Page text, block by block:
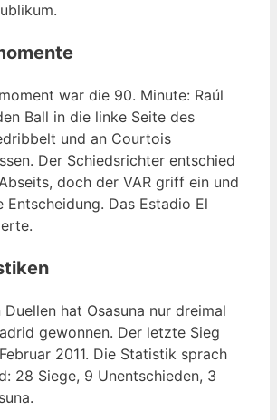
war die 90. Minute: Raúl
Ball in die linke Seite des
und an Courtois
Der Schiedsrichter entschied
doch der VAR griff ein und
Das Estadio El
hat Osasuna nur dreimal
gewonnen. Der letzte Sieg
2011. Die Statistik sprach
28 Siege, 9 Unentschieden, 3